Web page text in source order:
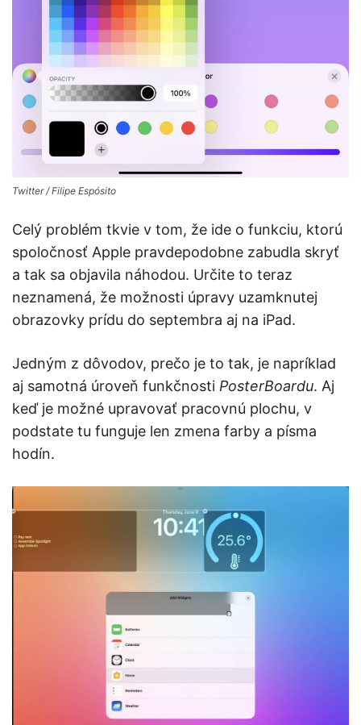
Twitter / Filipe Espósito
Celý problém tkvie v tom, že ide o funkciu, ktorú
spoločnosť Apple pravdepodobne zabudla skryť
a tak sa objavila náhodou. Určite to teraz
neznamená, že možnosti úpravy uzamknutej
obrazovky prídu do septembra aj na iPad.
Jedným z dôvodov, prečo je to tak, je napríklad
aj samotná úroveň funkčnosti PosterBoardu. Aj
keď je možné upravovať pracovnú plochu, v
podstate tu funguje len zmena farby a písma
hodín.